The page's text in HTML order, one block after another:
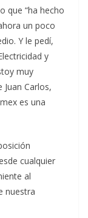
que “ha hecho
un poco
Y le pedí,
y
muy
Carlos,
es una
cualquier
al
nuestra